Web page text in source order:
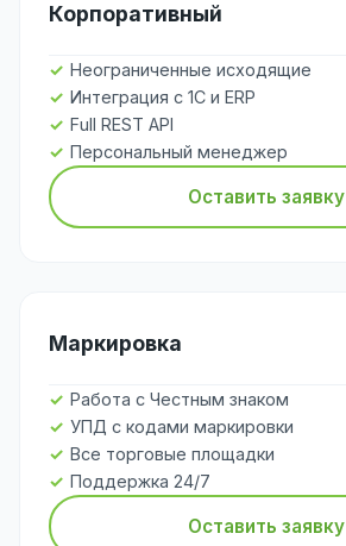
Корпоративный
Неограниченные исходящие
Интеграция с 1С и ERP
Full REST API
Персональный менеджер
Оставить заявку
Маркировка
Работа с Честным знаком
УПД с кодами маркировки
Все торговые площадки
Поддержка 24/7
Оставить заявку